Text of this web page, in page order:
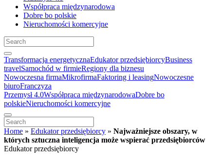
Współpraca międzynarodowa
Dobre bo polskie
Nieruchomości komercyjne
Transformacja energetycznaEdukator przedsiębiorcyBusiness
travelSamochód w firmieRegiony dla biznesu
Nowoczesna firmaMikrofirmaFaktoring i leasingNowoczesne
biuroFranczyza
Przemysł 4.0Współpraca międzynarodowaDobre bo
polskieNieruchomości komercyjne
Home » Edukator przedsiębiorcy » Najważniejsze obszary, w
których sztuczna inteligencja może wspierać przedsiębiorców
Edukator przedsiębiorcy